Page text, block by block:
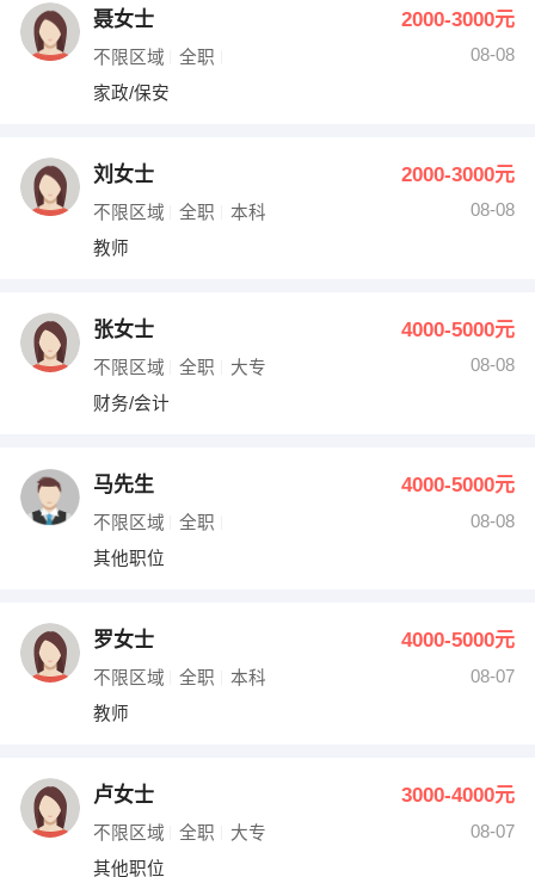
聂女士 2000-3000元
不限区域 全职
08-08
家政/保安
刘女士 2000-3000元
不限区域 全职 本科
08-08
教师
张女士 4000-5000元
不限区域 全职 大专
08-08
财务/会计
马先生 4000-5000元
不限区域 全职
08-08
其他职位
罗女士 4000-5000元
不限区域 全职 本科
08-07
教师
卢女士 3000-4000元
不限区域 全职 大专
08-07
其他职位